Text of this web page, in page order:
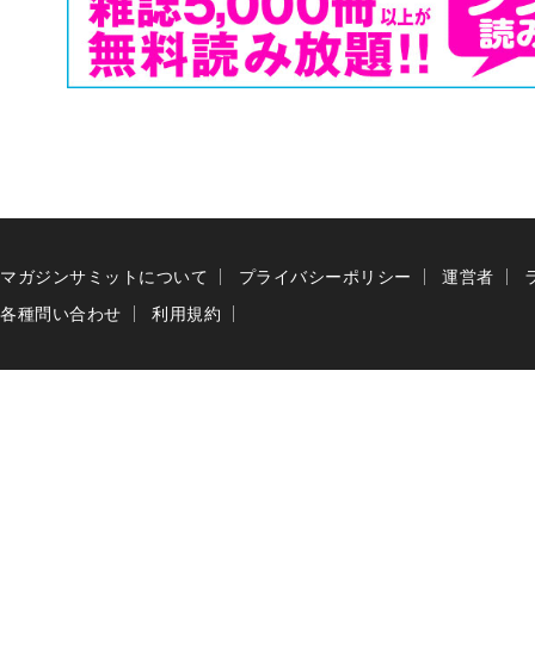
マガジンサミットについて プライバシーポリシー 運営者
各種問い合わせ
利用規約